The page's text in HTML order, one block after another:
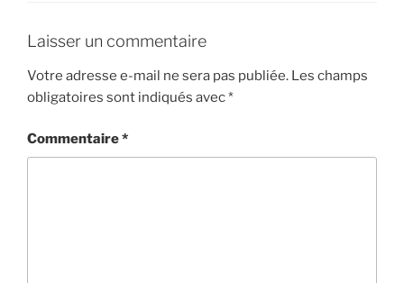
Laisser un commentaire
Votre adresse e-mail ne sera pas publiée. Les champs
obligatoires sont indiqués avec*
Commentaire*